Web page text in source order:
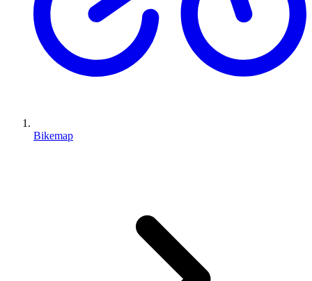
Bikemap